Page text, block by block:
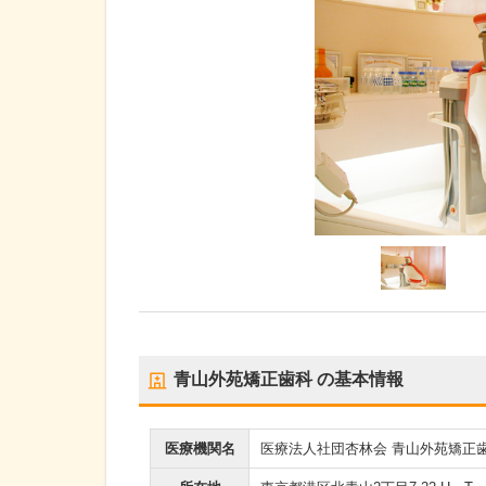
青山外苑矯正歯科の基本情報
医療機関名 医療法人社団杏林会 青山外苑矯正